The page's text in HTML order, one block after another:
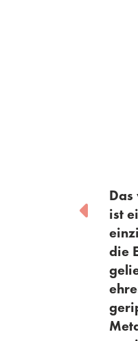
schöne und
Möglichkeit,
machen es